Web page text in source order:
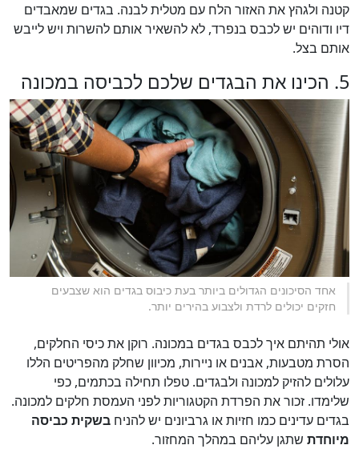
קטנה ולגהץ את האזור הלח עם מטלית לבנה. בגדים שמאבדים
דיו ודוהים יש לכבס בנפרד, לא להשאיר אותם להשרות ויש לייבש
אותם בצל.
5. הכינו את הבגדים שלכם לכביסה במכונה
אחד הסיכונים הגדולים ביותר בעת כיבוס בגדים הוא שצבעים
חזקים יכולים לרדת ולצבוע בהירים יותר.
אולי תהיתם איך לכבס בגדים במכונה. רוקן את כיסי החלקים,
הסרת מטבעות, אבנים או ניירות, מכיוון שחלק מהפריטים הללו
עלולים להזיק למכונה ולבגדים. טפלו תחילה בכתמים, כפי
שלימדו. זכור את הפרדת הקטגוריות לפני העמסת חלקים למכונה.
בגדים עדינים כמו חזיות או גרביונים יש להניח בשקית כביסה
מיוחדת שתגן עליהם במהלך המחזור.